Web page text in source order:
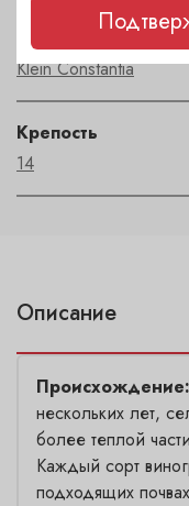
Klein Constantia
Крепость
14
Описание
Происхождение:
нескольких лет,
более теплой
Каждый сорт
подходящих